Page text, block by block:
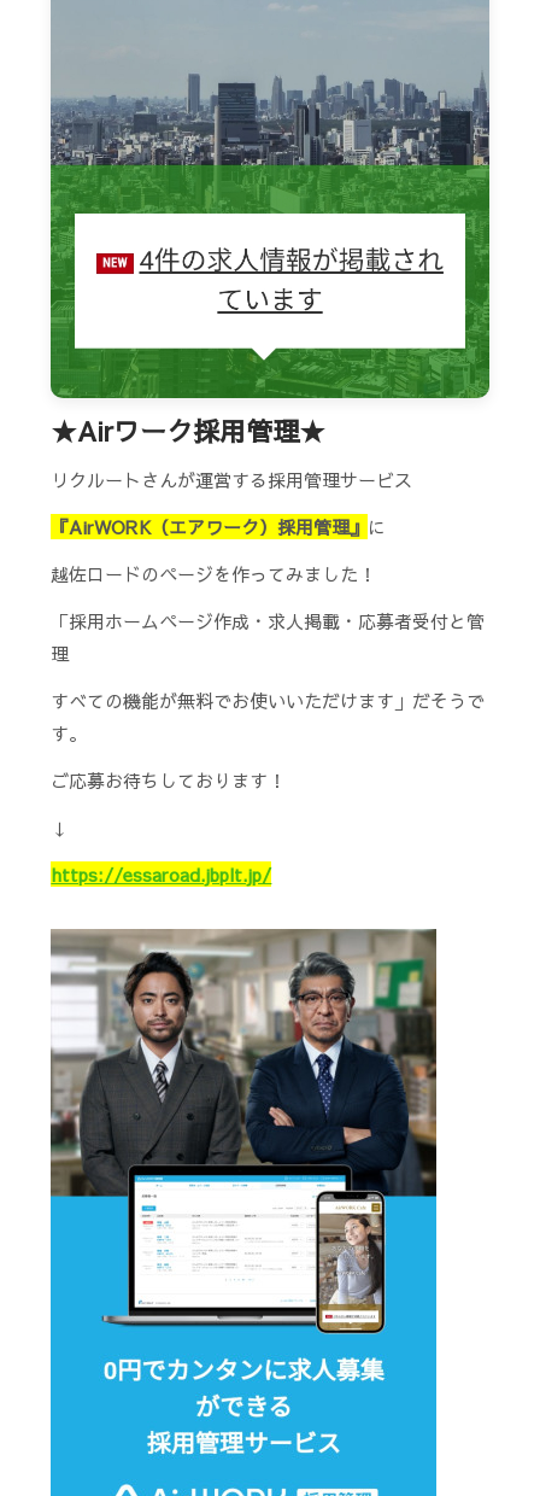
★Airワーク採用管理★
リクルートさんが運営する採用管理サービス
『AirWORK（エアワーク）採用管理』 に
越佐ロードのページを作ってみました！
「採用ホームページ作成・求人掲載・応募者受付と管
理
すべての機能が無料でお使いいただけます」だそうで
す。
ご応募お待ちしております！
↓
https://essaroad.jbplt.jp/